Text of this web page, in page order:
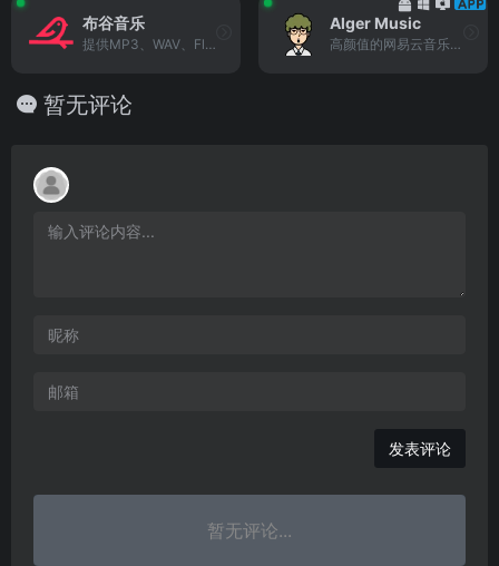
布谷音乐
提供MP3、WAV、Flac等格式的...
Alger Music
高颜值的网易云音乐第三方播放器
暂无评论
发表评论
暂无评论...